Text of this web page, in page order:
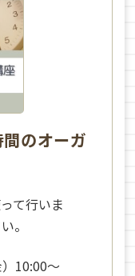
のオーガ
て行いま
。
10:00～